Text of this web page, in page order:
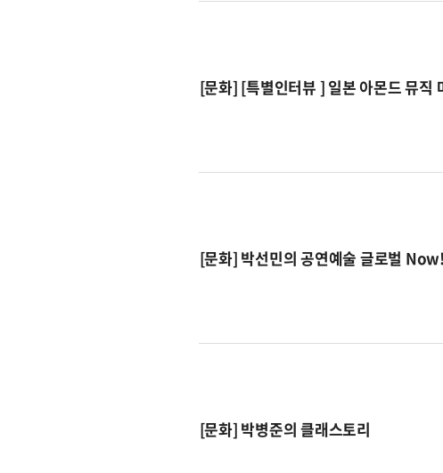
[문화] [특별인터뷰 ] 일본 아몬드 뮤직
[문화] 박선민의 공연예술 글로벌 Now!
[문화] 박병준의 클래스토리